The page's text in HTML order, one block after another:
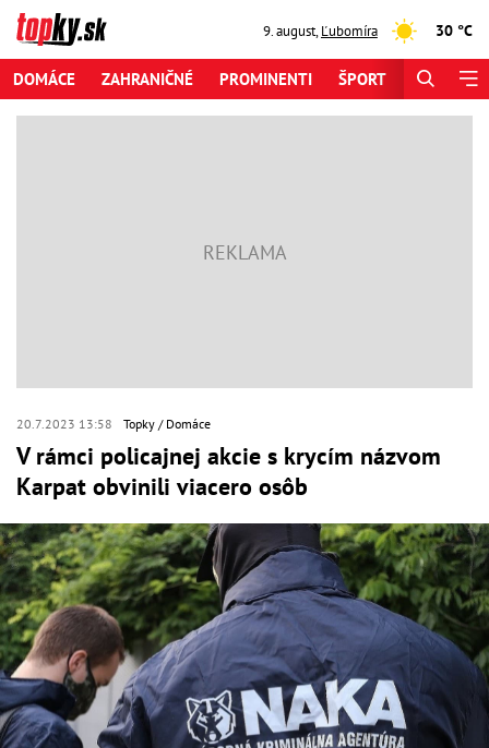
9. august,Ľubomíra 30 °C
DOMÁCE ZAHRANIČNÉ PROMINENTI ŠPORT
20.7.2023 13:58 Topky Domáce
V rámci policajnej akcie s krycím názvom
Karpat obvinili viacero osôb